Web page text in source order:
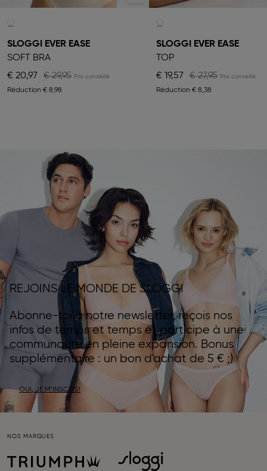
SLOGGI EVER EASE
SOFT BRA
€ 20,97
€ 29,95
Réduction € 8,98
SLOGGI EVER EASE
TOP
€ 19,57
€ 27,95
Réduction € 8,38
REJOINS LE MONDE DE SLOGGI
Abonne-toi à notre newsletter, reçois nos
infos de temps et temps et participe à une
communauté en pleine expansion. Bonus
supplémentaire : un bon d'achat de 5 € ;)
OUI, JE M’INSCRIS!
NOS MARQUES